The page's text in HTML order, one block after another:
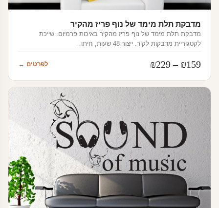
מדבקת תלת מימד של נוף פריז מהקיר
מדבקת תלת מימד של נוף פריז מהקיר באיכות פרמיום. שייכת
לקטגוריית מדבקות לקיר. ייצור 48 שעות, חיתו…
₪159
–
₪229
מחירים:
עד
לפרטים ←